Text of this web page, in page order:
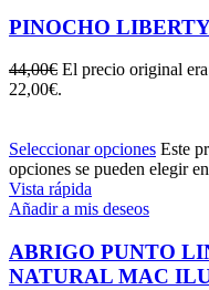
PINOCHO
44,00€ El precio original
22,00€.
Seleccionar opciones Este
opciones se pueden elegir
Vista rápida
Añadir a mis deseos
ABRIGO PUNTO
NATURAL MAC